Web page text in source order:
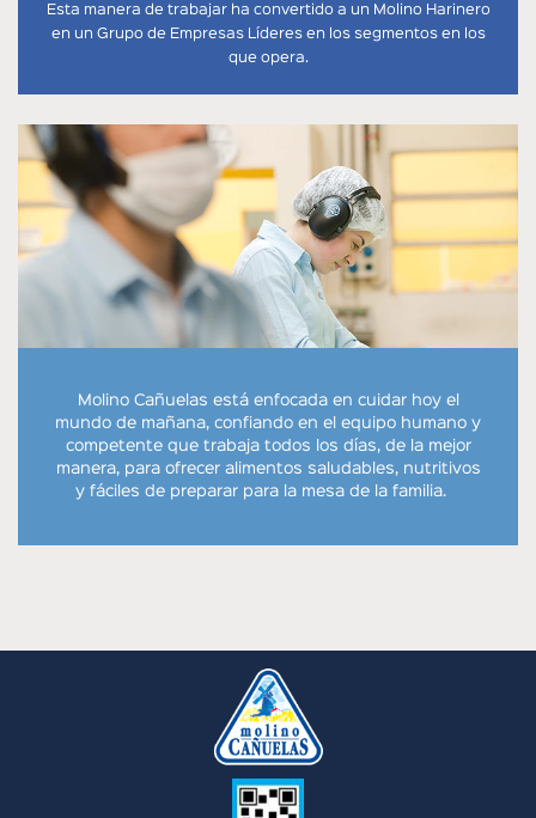
Esta manera de trabajar ha convertido a un Molino Harinero
en un Grupo de Empresas Líderes en los segmentos en los
que opera.
Molino Cañuelas está enfocada en cuidar hoy el
mundo de mañana, confiando en el equipo humano y
competente que trabaja todos los días, de la mejor
manera, para ofrecer alimentos saludables, nutritivos
y fáciles de preparar para la mesa de la familia.